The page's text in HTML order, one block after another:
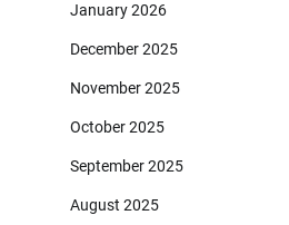
January 2026
December 2025
November 2025
October 2025
September 2025
August 2025